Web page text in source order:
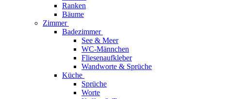
Ranken
Bäume
Zimmer
Badezimmer
See & Meer
WC-Männchen
Fliesenaufkleber
Wandworte & Sprüche
Küche
Sprüche
Worte